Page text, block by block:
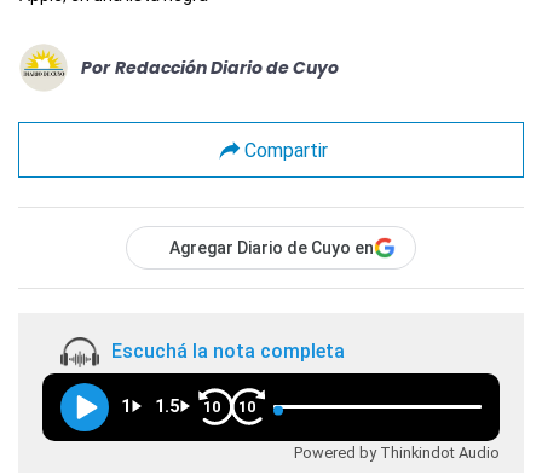
Por Redacción Diario de Cuyo
Compartir
Agregar Diario de Cuyo en
Escuchá la nota completa
1 1.5 10 10
Powered by Thinkindot Audio